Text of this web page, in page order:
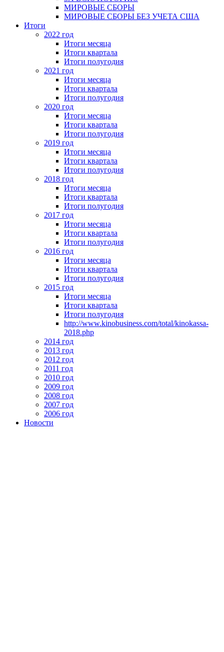
МИРОВЫЕ СБОРЫ
МИРОВЫЕ СБОРЫ БЕЗ УЧЕТА США
Итоги
2022 год
Итоги месяца
Итоги квартала
Итоги полугодия
2021 год
Итоги месяца
Итоги квартала
Итоги полугодия
2020 год
Итоги месяца
Итоги квартала
Итоги полугодия
2019 год
Итоги месяца
Итоги квартала
Итоги полугодия
2018 год
Итоги месяца
Итоги квартала
Итоги полугодия
2017 год
Итоги месяца
Итоги квартала
Итоги полугодия
2016 год
Итоги месяца
Итоги квартала
Итоги полугодия
2015 год
Итоги месяца
Итоги квартала
Итоги полугодия
http://www.kinobusiness.com/total/kinokassa-
2018.php
2014 год
2013 год
2012 год
2011 год
2010 год
2009 год
2008 год
2007 год
2006 год
Новости